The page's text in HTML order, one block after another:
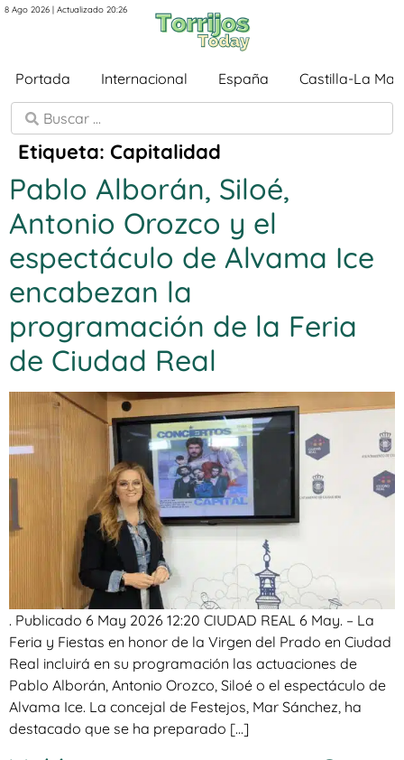
8 Ago 2026 | Actualizado 20:26
Portada Internacional España Castilla-La
Etiqueta: Capitalidad
Pablo Alborán, Siloé,
Antonio Orozco y el
espectáculo de Alvama Ice
encabezan la
programación de la Feria
de Ciudad Real
. Publicado 6 May 2026 12:20 CIUDAD REAL 6 May. – La
Feria y Fiestas en honor de la Virgen del Prado en Ciudad
Real incluirá en su programación las actuaciones de
Pablo Alborán, Antonio Orozco, Siloé o el espectáculo de
Alvama Ice. La concejal de Festejos, Mar Sánchez, ha
destacado que se ha preparado […]